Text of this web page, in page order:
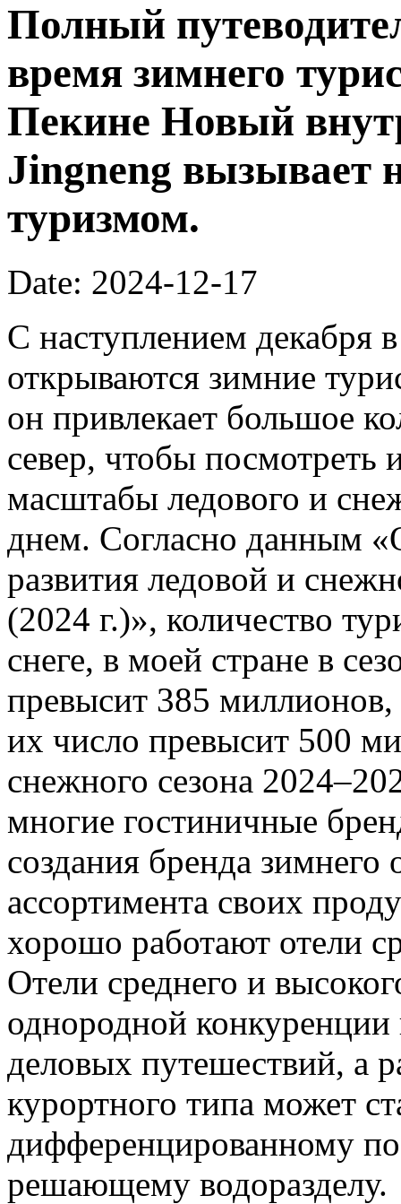
Полный
время зимнего
Пекине Новый
Jingneng вызывает
туризмом.
Date: 2024-12-17
С наступлением декабря
открываются зимние
он привлекает большое
север, чтобы посмотреть
масштабы ледового и
днем. Согласно данным
развития ледовой и
(2024 г.)», количество
снеге, в моей стране в
превысит 385 миллионов,
их число превысит 500
снежного сезона
многие гостиничные
создания бренда
ассортимента своих
хорошо работают отели
Отели среднего и
однородной
деловых путешествий, а
курортного типа может
дифференцированному
решающему водоразделу.